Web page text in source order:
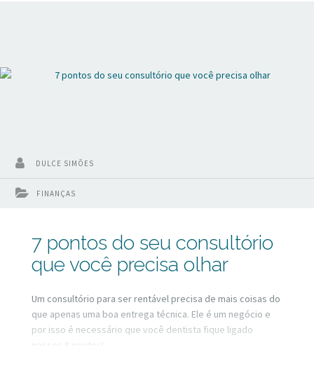
FINANÇAS
DULCE SIMÕES
7 pontos do seu consultório
que você precisa olhar
Um consultório para ser rentável precisa de mais coisas do
que apenas uma boa entrega técnica. Ele é um negócio e
por isso é necessário que você dentista fique ligado
nesses 8 pontos!